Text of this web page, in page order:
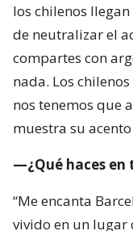
los chilenos
de neutralizar el
compartes con
nada. Los
nos tenemos que
muestra su
—¿Qué haces en
“Me encanta
vivido en un lugar